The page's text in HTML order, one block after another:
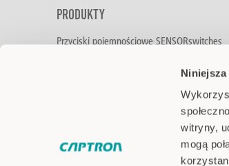
witryny,
mogą
PRODUKTY
Przyciski pojemnościowe SENSORswitches
Akcesoria